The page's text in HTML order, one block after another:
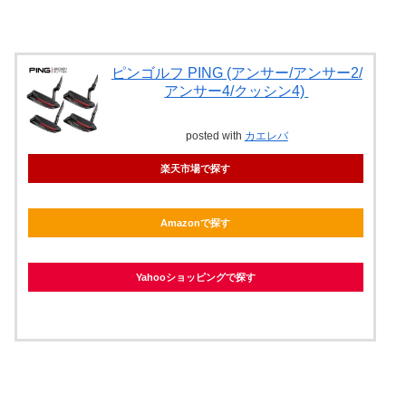
ピンゴルフ PING (アンサー/アンサー2/
アンサー4/クッシン4)
posted with カエレバ
楽天市場で探す
Amazonで探す
Yahooショッピングで探す